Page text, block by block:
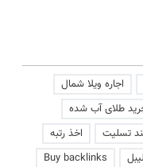
اجاره ویلا شمال
طلای آب شده
تسلیت
اخذ رتبه
Buy backlinks